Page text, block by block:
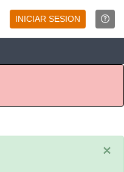
INICIAR SESION
×